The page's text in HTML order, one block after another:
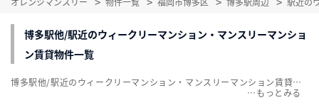
博多駅他/駅近のウィークリーマンション・マンスリーマンショ
ン賃貸物件一覧
博多駅他/駅近のウィークリーマンション・マンスリーマンション賃貸物件一覧を掲載中。敷金・礼金無料、家具・家電付をご紹介。こだわり条件での絞込みも簡単！
…